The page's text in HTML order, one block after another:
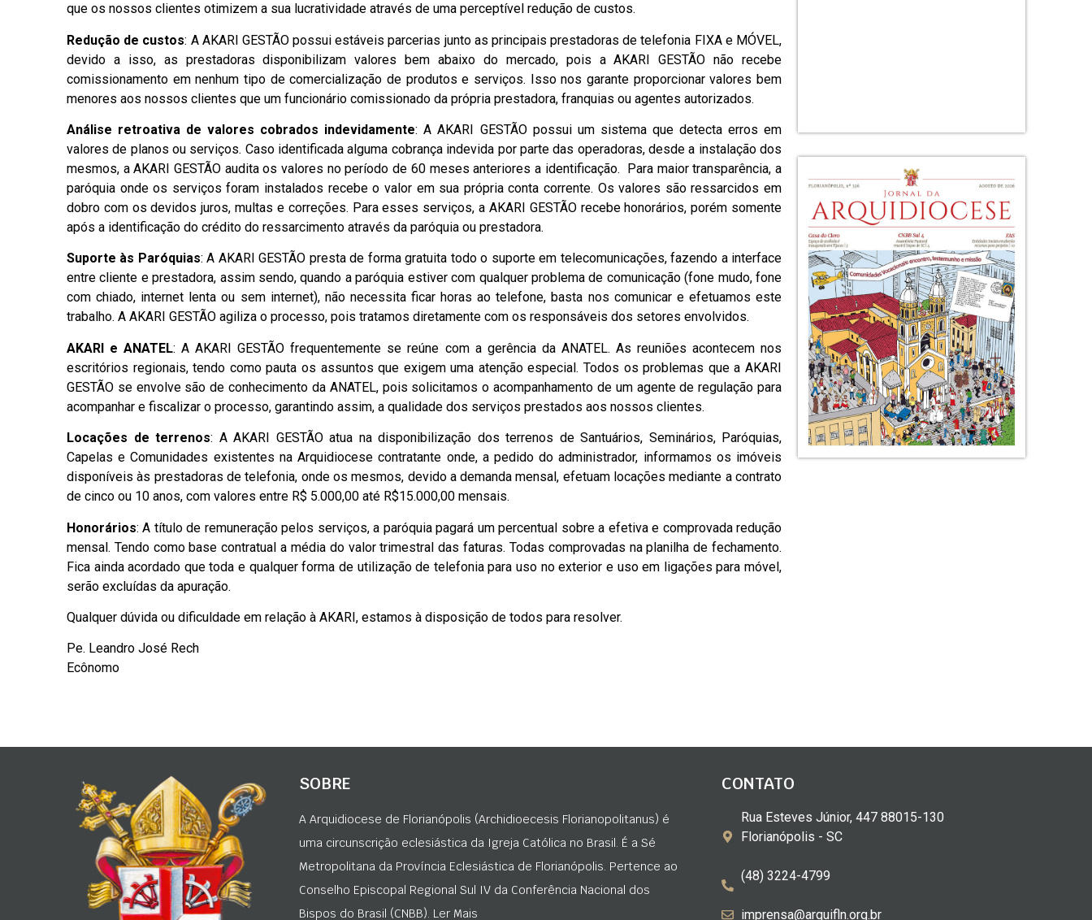
que os nossos clientes otimizem a sua lucratividade através de uma perceptível redução de custos.
Redução de custos: A AKARI GESTÃO possui estáveis parcerias junto as principais prestadoras de telefonia FIXA e MÓVEL,
devido a isso, as prestadoras disponibilizam valores bem abaixo do mercado, pois a AKARI GESTÃO não recebe
comissionamento em nenhum tipo de comercialização de produtos e serviços. Isso nos garante proporcionar valores bem
menores aos nossos clientes que um funcionário comissionado da própria prestadora, franquias ou agentes autorizados.
Análise retroativa de valores cobrados indevidamente: A AKARI GESTÃO possui um sistema que detecta erros em
valores de planos ou serviços. Caso identificada alguma cobrança indevida por parte das operadoras, desde a instalação dos
mesmos, a AKARI GESTÃO audita os valores no período de 60 meses anteriores a identificação. Para maior transparência, a
paróquia onde os serviços foram instalados recebe o valor em sua própria conta corrente. Os valores são ressarcidos em
dobro com os devidos juros, multas e correções. Para esses serviços, a AKARI GESTÃO recebe honorários, porém somente
após a identificação do crédito do ressarcimento através da paróquia ou prestadora.
Suporte às Paróquias: A AKARI GESTÃO presta de forma gratuita todo o suporte em telecomunicações, fazendo a interface
entre cliente e prestadora, assim sendo, quando a paróquia estiver com qualquer problema de comunicação (fone mudo, fone
com chiado, internet lenta ou sem internet), não necessita ficar horas ao telefone, basta nos comunicar e efetuamos este
trabalho. A AKARI GESTÃO agiliza o processo, pois tratamos diretamente com os responsáveis dos setores envolvidos.
AKARI e ANATEL: A AKARI GESTÃO frequentemente se reúne com a gerência da ANATEL. As reuniões acontecem nos
escritórios regionais, tendo como pauta os assuntos que exigem uma atenção especial. Todos os problemas que a AKARI
GESTÃO se envolve são de conhecimento da ANATEL, pois solicitamos o acompanhamento de um agente de regulação para
acompanhar e fiscalizar o processo, garantindo assim, a qualidade dos serviços prestados aos nossos clientes.
Locações de terrenos: A AKARI GESTÃO atua na disponibilização dos terrenos de Santuários, Seminários, Paróquias,
Capelas e Comunidades existentes na Arquidiocese contratante onde, a pedido do administrador, informamos os imóveis
disponíveis às prestadoras de telefonia, onde os mesmos, devido a demanda mensal, efetuam locações mediante a contrato
de cinco ou 10 anos, com valores entre R$ 5.000,00 até R$15.000,00 mensais.
Honorários: A título de remuneração pelos serviços, a paróquia pagará um percentual sobre a efetiva e comprovada redução
mensal. Tendo como base contratual a média do valor trimestral das faturas. Todas comprovadas na planilha de fechamento.
Fica ainda acordado que toda e qualquer forma de utilização de telefonia para uso no exterior e uso em ligações para móvel,
serão excluídas da apuração.
Qualquer dúvida ou dificuldade em relação à AKARI, estamos à disposição de todos para resolver.
Pe. Leandro José Rech
Ecônomo
SOBRE
A Arquidiocese de Florianópolis (Archidioecesis Florianopolitanus) é
uma circunscrição eclesiástica da Igreja Católica no Brasil. É a Sé
Metropolitana da Província Eclesiástica de Florianópolis. Pertence ao
Conselho Episcopal Regional Sul IV da Conferência Nacional dos
Bispos do Brasil (CNBB). Ler Mais
CONTATO
Rua Esteves Júnior, 447 88015-130
Florianópolis - SC
(48) 3224-4799
imprensa@arquifln.org.br